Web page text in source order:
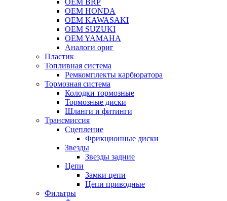
OEM BRP
OEM HONDA
OEM KAWASAKI
OEM SUZUKI
OEM YAMAHA
Аналоги ориг
Пластик
Топливная система
Ремкомплекты карбюратора
Тормозная система
Колодки тормозные
Тормозные диски
Шланги и фитинги
Трансмиссия
Cцепление
Фрикционные диски
Звезды
Звезды задние
Цепи
Замки цепи
Цепи приводные
Фильтры